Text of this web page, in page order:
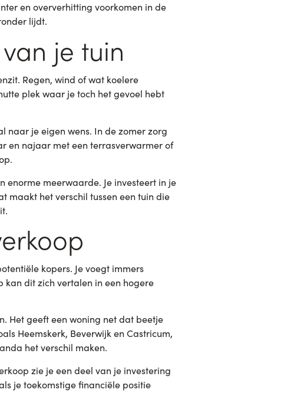
en oververhitting voorkomen in de
lijdt.
je tuin
Regen, wind of wat koelere
plek waar je toch het gevoel hebt
naar je eigen wens. In de zomer zorg
en najaar met een terrasverwarmer of
enorme meerwaarde. Je investeert in je
maakt het verschil tussen een tuin die
kopers. Je voegt immers
kan dit zich vertalen in een hogere
Het geeft een woning net dat beetje
Heemskerk, Beverwijk en Castricum,
het verschil maken.
zie je een deel van je investering
je toekomstige financiële positie